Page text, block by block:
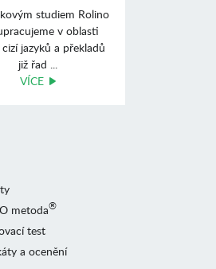
studiem Rolino
v oblasti
jazyků a překladů
již řad ...
VÍCE
metoda®
test
a ocenění